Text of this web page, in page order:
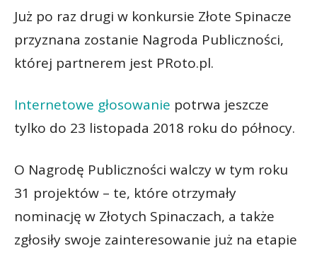
Już po raz drugi w konkursie Złote Spinacze
przyznana zostanie Nagroda Publiczności,
której partnerem jest PRoto.pl.
Internetowe głosowanie potrwa jeszcze
tylko do 23 listopada 2018 roku do północy.
O Nagrodę Publiczności walczy w tym roku
31 projektów – te, które otrzymały
nominację w Złotych Spinaczach, a także
zgłosiły swoje zainteresowanie już na etapie